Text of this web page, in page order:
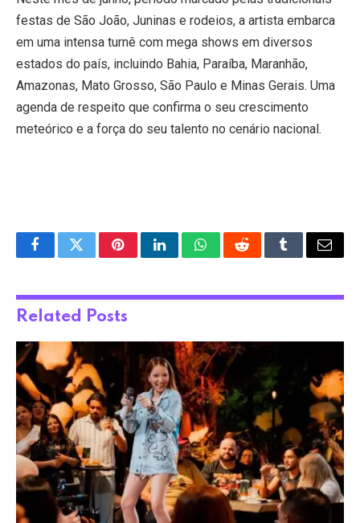
festas de São João, Juninas e rodeios, a artista embarca
em uma intensa turnê com mega shows em diversos
estados do país, incluindo Bahia, Paraíba, Maranhão,
Amazonas, Mato Grosso, São Paulo e Minas Gerais. Uma
agenda de respeito que confirma o seu crescimento
meteórico e a força do seu talento no cenário nacional.
FacebookTwitterPinterestLinkedInWhatsAppRedditTumblrEmail
Related Posts